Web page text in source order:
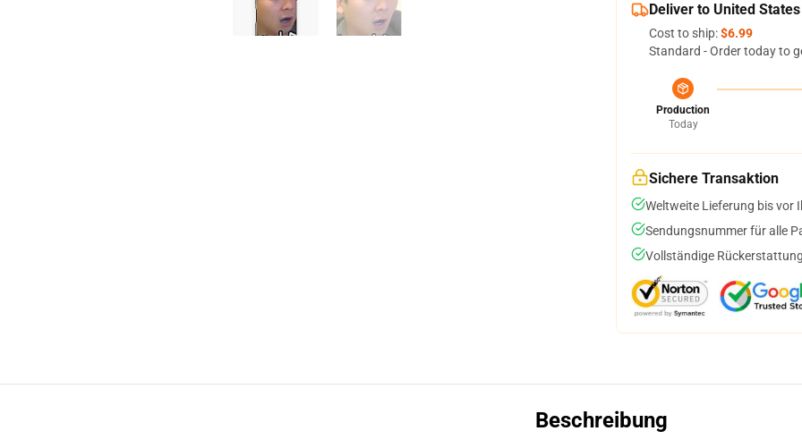
Deliver to United States
Cost to ship:$6.99
Standard - Order today to
Production
Today
Sichere Transaktion
Weltweite Lieferung bis vor
Sendungsnummer für alle
Vollständige
Beschreibung